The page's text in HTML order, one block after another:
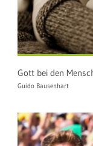
Gott bei den
Guido Bausenhart